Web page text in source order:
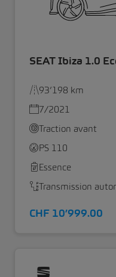
SEAT Ibiza 1.0
93’198 km
7/2021
Traction avant
PS 110
Essence
Transmission
CHF 10’999.00